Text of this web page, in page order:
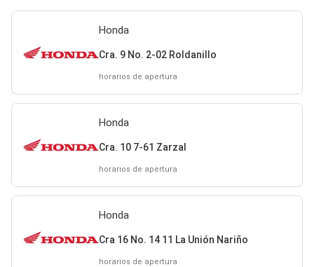
Honda
Cra. 9 No. 2-02 Roldanillo
horarios de apertura
Honda
Cra. 10 7-61 Zarzal
horarios de apertura
Honda
Cra 16 No. 14 11 La Unión Nariño
horarios de apertura